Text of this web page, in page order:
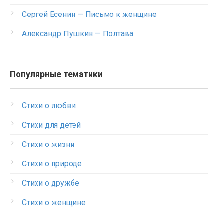
Сергей Есенин — Письмо к женщине
Александр Пушкин — Полтава
Популярные тематики
Стихи о любви
Стихи для детей
Стихи о жизни
Стихи о природе
Стихи о дружбе
Стихи о женщине